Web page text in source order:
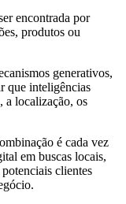
encontrada por
produtos ou
generativos,
que inteligências
a localização, os
é cada vez
em buscas locais,
clientes